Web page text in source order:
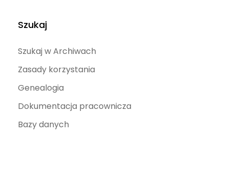
Szukaj
Szukaj w Archiwach
Zasady korzystania
Genealogia
Dokumentacja pracownicza
Bazy danych